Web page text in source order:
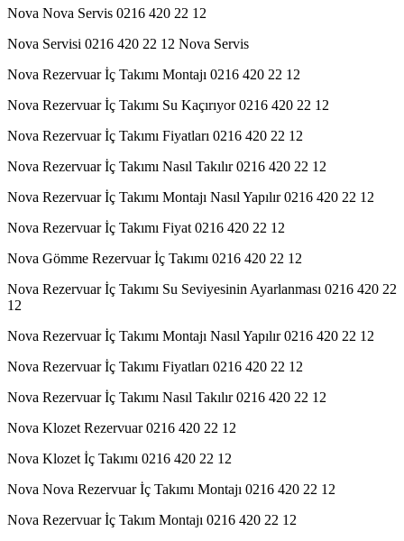
Nova Nova Servis 0216 420 22 12
Nova Servisi 0216 420 22 12 Nova Servis
Nova Rezervuar İç Takımı Montajı 0216 420 22 12
Nova Rezervuar İç Takımı Su Kaçırıyor 0216 420 22 12
Nova Rezervuar İç Takımı Fiyatları 0216 420 22 12
Nova Rezervuar İç Takımı Nasıl Takılır 0216 420 22 12
Nova Rezervuar İç Takımı Montajı Nasıl Yapılır 0216 420 22 12
Nova Rezervuar İç Takımı Fiyat 0216 420 22 12
Nova Gömme Rezervuar İç Takımı 0216 420 22 12
Nova Rezervuar İç Takımı Su Seviyesinin Ayarlanması 0216 420 22
12
Nova Rezervuar İç Takımı Montajı Nasıl Yapılır 0216 420 22 12
Nova Rezervuar İç Takımı Fiyatları 0216 420 22 12
Nova Rezervuar İç Takımı Nasıl Takılır 0216 420 22 12
Nova Klozet Rezervuar 0216 420 22 12
Nova Klozet İç Takımı 0216 420 22 12
Nova Nova Rezervuar İç Takımı Montajı 0216 420 22 12
Nova Rezervuar İç Takım Montajı 0216 420 22 12